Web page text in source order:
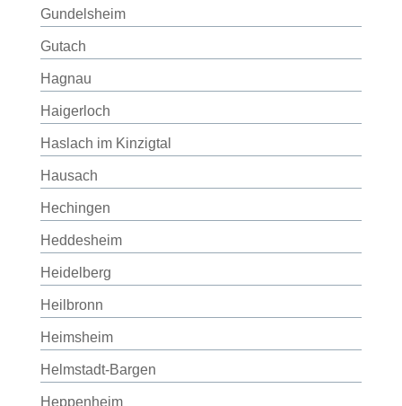
Gundelsheim
Gutach
Hagnau
Haigerloch
Haslach im Kinzigtal
Hausach
Hechingen
Heddesheim
Heidelberg
Heilbronn
Heimsheim
Helmstadt-Bargen
Heppenheim